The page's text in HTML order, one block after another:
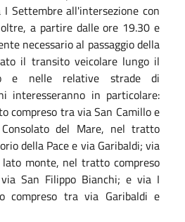
Settembre all'intersezione con
a partire dalle ore 19.30 e
necessario al passaggio della
il transito veicolare lungo il
e nelle relative strade di
interesseranno in particolare:
compreso tra via San Camillo e
del Mare, nel tratto
della Pace e via Garibaldi; via
lato monte, nel tratto compreso
San Filippo Bianchi; e via I
compreso tra via Garibaldi e